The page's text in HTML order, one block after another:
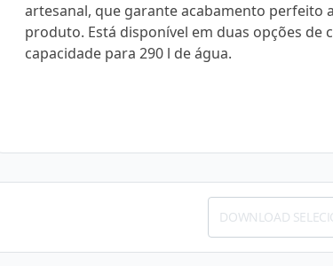
artesanal, que garante acabamento perfeito
produto. Está disponível em duas opções de
capacidade para 290 l de água.
DOWNLOAD